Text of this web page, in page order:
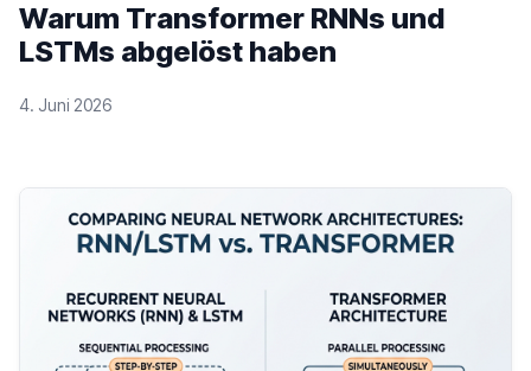
Warum Transformer RNNs und
LSTMs abgelöst haben
4. Juni 2026